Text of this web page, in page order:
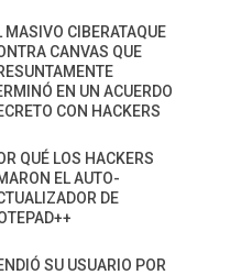
MASIVO CIBERATAQUE
CANVAS QUE
EN UN ACUERDO
CON HACKERS
QUÉ LOS HACKERS
EL AUTO-
DE
SU USUARIO POR